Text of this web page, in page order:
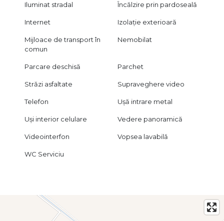
Iluminat stradal Încălzire prin pardoseală
Internet Izolație exterioară
Mijloace de transport în
comun
Nemobilat
Parcare deschisă Parchet
Străzi asfaltate Supraveghere video
Telefon Ușă intrare metal
Uși interior celulare Vedere panoramică
Videointerfon Vopsea lavabilă
WC Serviciu